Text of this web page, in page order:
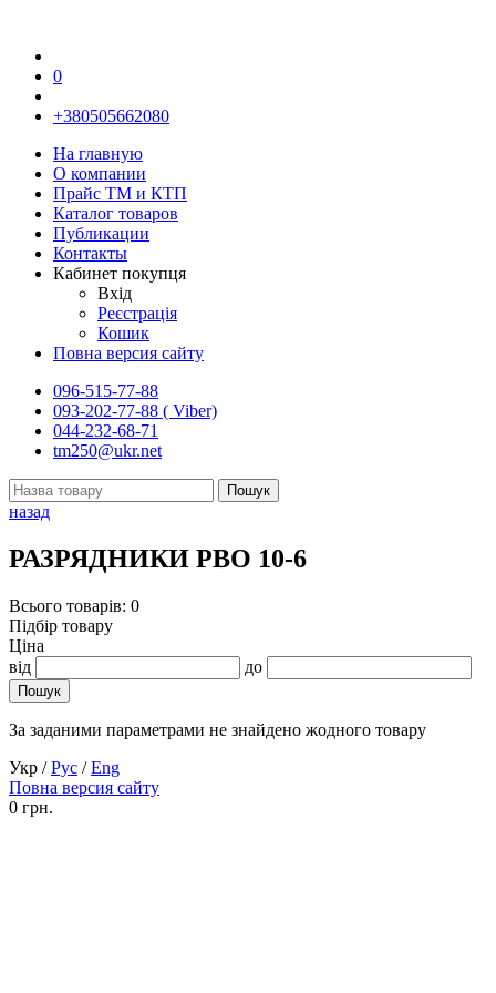
0
+380505662080
На главную
О компании
Прайс TM и КТП
Каталог товаров
Публикации
Контакты
Кабинет покупця
Вхід
Реєстрація
Кошик
Повна версия сайту
096-515-77-88
093-202-77-88 ( Viber)
044-232-68-71
tm250@ukr.net
назад
РАЗРЯДНИКИ РВО 10-6
Всього товарів: 0
Підбір товару
Ціна
від
до
За заданими параметрами не знайдено жодного товару
Укр / Рус / Eng
Повна версия сайту
0 грн.